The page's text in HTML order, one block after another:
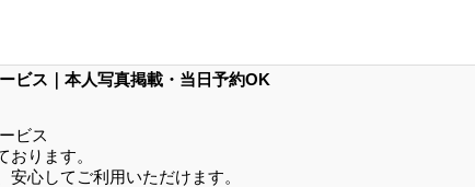
ビス｜本人写真掲載・当日予約OK
ビス
ります。
心してご利用いただけます。